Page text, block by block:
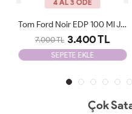
4 AL 3 ÖDE
Tom Ford Noir EDP 100 Ml JLT Man
7.000 TL 3.400 TL
SEPETE EKLE
Çok